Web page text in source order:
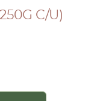
C/U)